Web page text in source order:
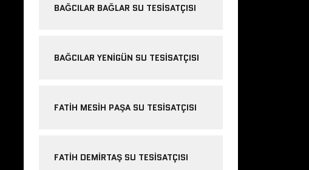
BAĞCILAR BAĞLAR SU TESISATÇISI
BAĞCILAR YENIGÜN SU TESISATÇISI
FATIH MESIH PAŞA SU TESISATÇISI
FATIH DEMIRTAŞ SU TESISATÇISI